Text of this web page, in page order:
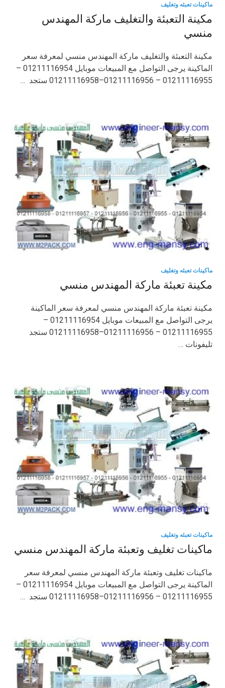
ماكينات تعبئه وتغليف
مكينة التعبئة والتغليف ماركة المهندس
منسي
مكينة التعبئة والتغليف ماركة المهندس منسي لمعرفة سعر
الماكينة يرجى التواصل مع المبيعات موبايل 01211116954 –
01211116955 – 01211116956–01211116958 ستجد …
ماكينات تعبئه وتغليف
مكينة تعبئة ماركة المهندس منسي
مكينة تعبئة ماركة المهندس منسي لمعرفة سعر الماكينة
يرجى التواصل مع المبيعات موبايل 01211116954 –
01211116955 – 01211116956–01211116958 ستجد
تليفونات …
ماكينات تعبئه وتغليف
ماكينات تغليف وتعبئة ماركة المهندس منسي
ماكينات تغليف وتعبئة ماركة المهندس منسي لمعرفة سعر
الماكينة يرجى التواصل مع المبيعات موبايل 01211116954 –
01211116955 – 01211116956–01211116958 ستجد …